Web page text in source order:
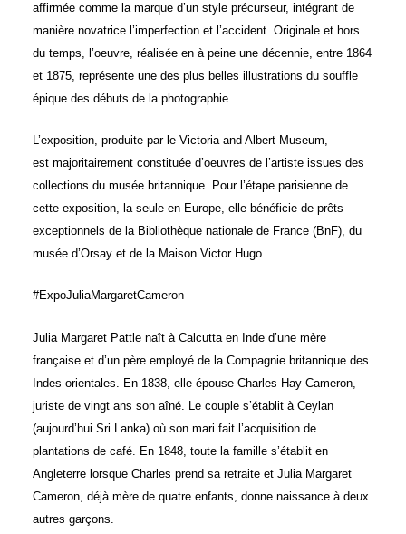
affirmée comme la marque d’un style précurseur, intégrant de
manière novatrice l’imperfection et l’accident. Originale et hors
du temps, l’oeuvre, réalisée en à peine une décennie, entre 1864
et 1875, représente une des plus belles illustrations du souffle
épique des débuts de la photographie.
L’exposition, produite par le Victoria and Albert Museum,
est majoritairement constituée d’oeuvres de l’artiste issues des
collections du musée britannique. Pour l’étape parisienne de
cette exposition, la seule en Europe, elle bénéficie de prêts
exceptionnels de la Bibliothèque nationale de France (BnF), du
musée d’Orsay et de la Maison Victor Hugo.
#ExpoJuliaMargaretCameron
Julia Margaret Pattle naît à Calcutta en Inde d’une mère
française et d’un père employé de la Compagnie britannique des
Indes orientales. En 1838, elle épouse Charles Hay Cameron,
juriste de vingt ans son aîné. Le couple s’établit à Ceylan
(aujourd’hui Sri Lanka) où son mari fait l’acquisition de
plantations de café. En 1848, toute la famille s’établit en
Angleterre lorsque Charles prend sa retraite et Julia Margaret
Cameron, déjà mère de quatre enfants, donne naissance à deux
autres garçons.